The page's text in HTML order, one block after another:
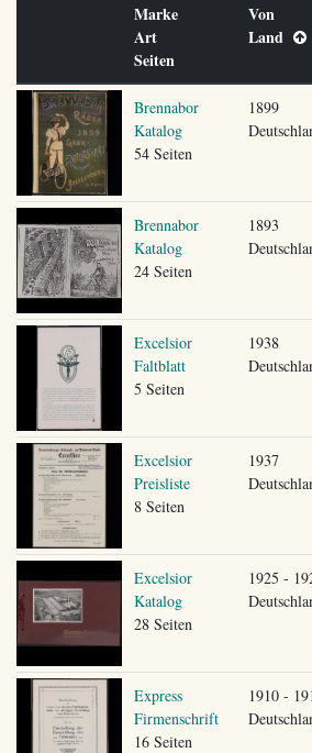
Marke
Art
Seiten
Von
Land
Brennabor
Katalog
54 Seiten
1899
Brennabor
Katalog
24 Seiten
1893
Excelsior
Faltblatt
5 Seiten
1938
Excelsior
Preisliste
8 Seiten
1937
Excelsior
Katalog
28 Seiten
1925 -
Express
Firmenschrift
16 Seiten
1910 -